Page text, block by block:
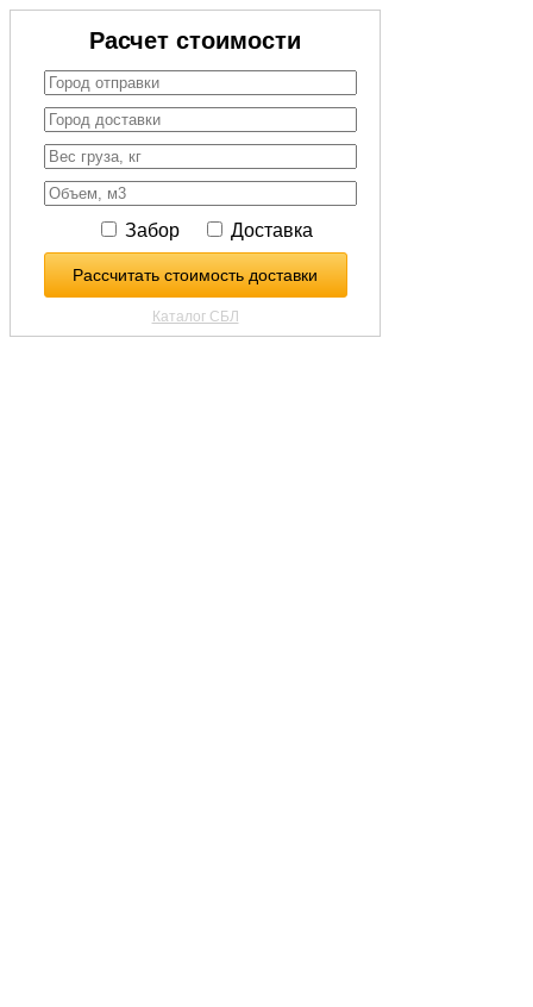
Расчет стоимости
Забор Доставка
Рассчитать стоимость доставки
Каталог СБЛ